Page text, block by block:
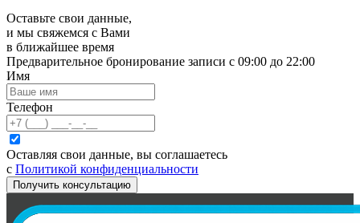
Оставьте свои данные,
и мы свяжемся с Вами
в ближайшее время
Предварительное бронирование записи с 09:00 до 22:00
Имя
Телефон
Оставляя свои данные, вы соглашаетесь
с Политикой конфиденциальности
Получить консультацию